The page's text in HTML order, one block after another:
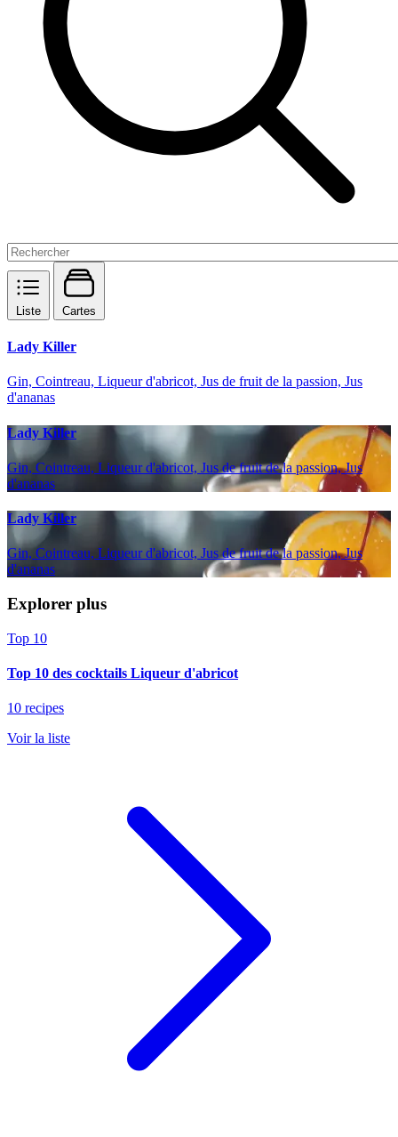
Liste Cartes
Lady Killer
Gin, Cointreau, Liqueur d'abricot, Jus de fruit de la passion, Jus
d'ananas
Lady Killer
Gin, Cointreau, Liqueur d'abricot, Jus de fruit de la passion, Jus
d'ananas
Lady Killer
Gin, Cointreau, Liqueur d'abricot, Jus de fruit de la passion, Jus
d'ananas
Explorer plus
Top 10
Top 10 des cocktails Liqueur d'abricot
10 recipes
Voir la liste